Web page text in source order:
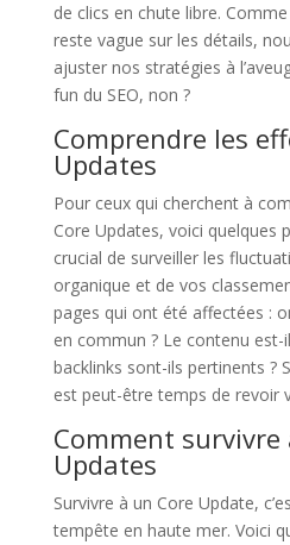
de clics en chute libre.
reste vague sur les détails,
ajuster nos stratégies à
fun du SEO, non ?
Comprendre les
Updates
Pour ceux qui cherchent à
Core Updates, voici quelques
crucial de surveiller les
organique et de vos
pages qui ont été affectées :
en commun ? Le contenu est-
backlinks sont-ils pertinents ?
est peut-être temps de revoir
Comment survivre
Updates
Survivre à un Core Update,
tempête en haute mer. Voici